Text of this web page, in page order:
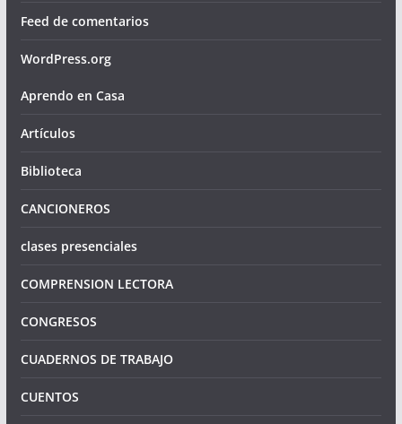
Feed de comentarios
WordPress.org
Aprendo en Casa
Artículos
Biblioteca
CANCIONEROS
clases presenciales
COMPRENSION LECTORA
CONGRESOS
CUADERNOS DE TRABAJO
CUENTOS